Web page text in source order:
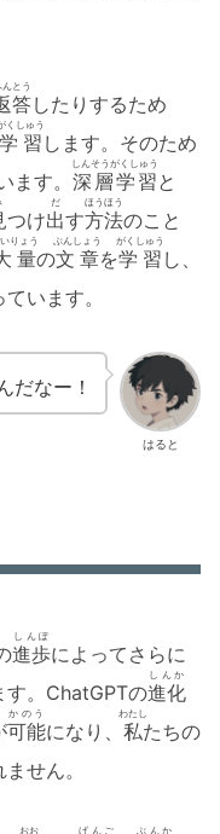
答
んとう
したりするため
学習
くしゅう
します。そのため
ます。 深層学習
しんそうがくしゅう
と
つけ出
だ
す方法
ほうほう
のこと
量
りょう
の文章
ぶんしょう
を学習
がくしゅう
し、
います。
はると
だなー！
進歩
しんぽ
によってさらに
す。ChatGPTの進化
しんか
可能
かのう
になり、 私
わたし
たちの
せん。
おお げんご ぶんか